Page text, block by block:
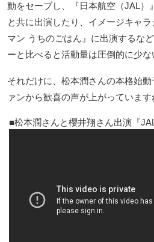
動をセーブし、『日本航空（JAL）
と共に出演したり、イメージキャ
マン うちのごはん』に出演するな
ーと比べると活動量は圧倒的に少な
それだけに、松本潤さんの本格始
ァンから歓喜の声が上がっています
松本潤さんと櫻井翔さん出演『